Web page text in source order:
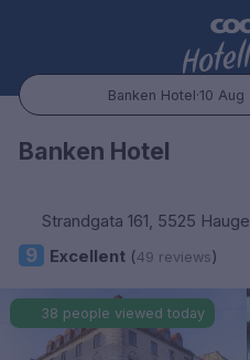
Banken Hotel·10 Aug
Popular Destinations:
Oslo
Bergen
Trondheim
Banken Hotel
Strandgata 161, 5525
9 Excellent(49 reviews)
38 people viewed today